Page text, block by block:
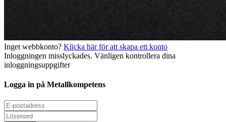
Inget webbkonto? Klicka här för att skapa ett konto
Inloggningen misslyckades. Vänligen kontrollera dina
inloggningsuppgifter
Logga in på Metallkompetens